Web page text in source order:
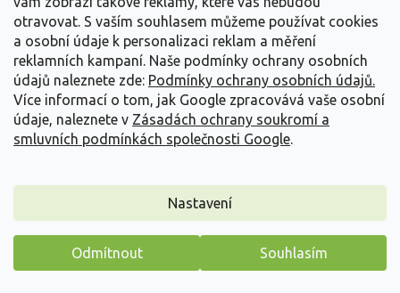
otravovat. S vaším souhlasem můžeme používat cookies
a osobní údaje k personalizaci reklam a měření
reklamních kampaní. Naše podmínky ochrany osobních
údajů naleznete zde: Podmínky ochrany osobních údajů.
Více informací o tom, jak Google zpracovává vaše osobní
údaje, naleznete v Zásadách ochrany soukromí a
smluvních podmínkách společnosti Google.
Nastavení
Odmítnout Souhlasím
d
a
í
p
r
v
k
ý
p
i
s
Levandule (Lavandula) je nekorunovanou královnou
aromatických dřevin. Její pěstování u nás má dlouhou
tradici a díky moderním, odolným kultivarům se jí skvěle
daří i v českých klimatických podmínkách. Je to rostlina
mnoha tváří – zatímco v létě vás těší záplavou květů,
které přitahují včely a motýly, v zimě zůstává díky svým
stříbřitým listům zajímavým strukturním prvkem zahrady.
V naší nabídce najdete různé druhy, které se liší vzrůstem,
barvou i odolností:
Levandule úzkolistá (angustifolia):Klasika, která
Máme pro vás malý dárek